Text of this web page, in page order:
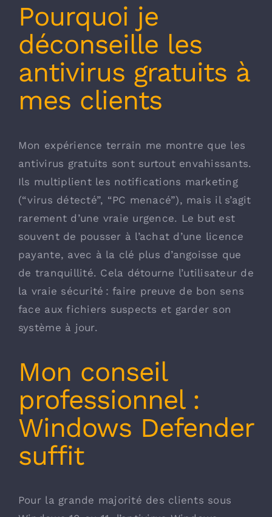
Pourquoi je
déconseille les
antivirus gratuits à
mes clients
Mon expérience terrain me montre que les
antivirus gratuits sont surtout envahissants.
Ils multiplient les notifications marketing
(“virus détecté”, “PC menacé”), mais il s’agit
rarement d’une vraie urgence. Le but est
souvent de pousser à l’achat d’une licence
payante, avec à la clé plus d’angoisse que
de tranquillité. Cela détourne l’utilisateur de
la vraie sécurité : faire preuve de bon sens
face aux fichiers suspects et garder son
système à jour.
Mon conseil
professionnel :
Windows Defender
suffit
Pour la grande majorité des clients sous